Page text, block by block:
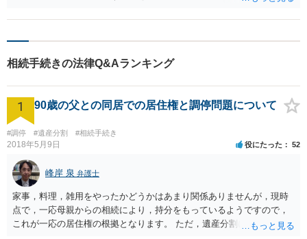
設定ができいないか、郵便局に当い合わせ願います。
相続手続きの法律Q&Aランキング
1 90歳の父との同居での居住権と調停問題について
#調停 #遺産分割 #相続手続き
2018年5月9日 役にたった 52
峰岸 泉 弁護士
家事，料理，雑用をやったかどうかはあまり関係ありませんが，現時
点で，一応母親からの相続により，持分をもっているようですので，
これが一応の居住権の根拠となります。 ただ，遺産分割により，母の